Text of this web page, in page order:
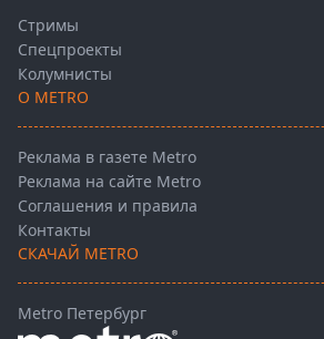
Стримы
Спецпроекты
Колумнисты
О METRO
Реклама в газете Metro
Реклама на сайте Metro
Соглашения и правила
Контакты
СКАЧАЙ METRO
Metro Петербург